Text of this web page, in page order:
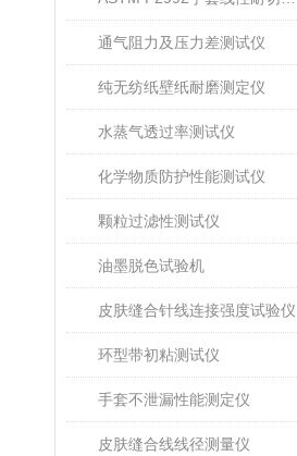
通气阻力及压力差测试仪
纯无纺纸壁纸耐磨测定仪
水蒸气透过率测试仪
化学物质防护性能测试仪
颗粒过滤性测试仪
油墨脱色试验机
皮肤缝合针线连接强度试验仪
环型带初粘测试仪
手套不泄漏性能测定仪
皮肤缝合线线径测量仪